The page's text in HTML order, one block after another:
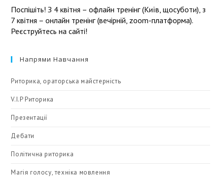
Поспішіть! З 4 квітня – офлайн тренінг (Київ, щосуботи), з
7 квітня – онлайн тренінг (вечірній, zoom-платформа).
Реєструйтесь на сайті!
Напрями Навчання
Риторика, ораторська майстерність
V.I.P Риторика
Презентації
Дебати
Політична риторика
Магія голосу, техніка мовлення